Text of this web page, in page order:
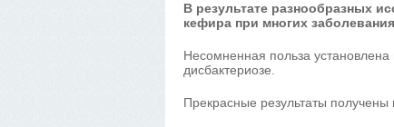
В результате разнообразных
кефира при многих
Несомненная польза
дисбактериозе.
Прекрасные результаты получены